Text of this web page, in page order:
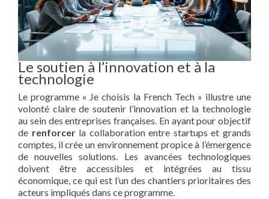
Le soutien à l’innovation et à la
technologie
Le programme « Je choisis la French Tech » illustre une
volonté claire de soutenir l’innovation et la technologie
au sein des entreprises françaises. En ayant pour objectif
de renforcerla collaboration entre startups et grands
comptes, il crée un environnement propice à l’émergence
de nouvelles solutions. Les avancées technologiques
doivent être accessibles et intégrées au tissu
économique, ce qui est l’un des chantiers prioritaires des
acteurs impliqués dans ce programme.